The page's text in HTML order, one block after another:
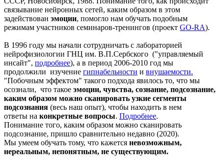
связывание нейронных сетей, каким образом в этом
задействован эмоции, помогло нам обучать подобным
режимам участников семинаров-тренингов (проект GO-RA).
В 1996 году мы начали сотрудничать с лабораторией
нейрофизиологии ГНЦ им. В.П.Сербского ("управляемый
инсайт", подробнее), а в период 2006-2010 год мы
продолжили изучение гипнабельности и внушаемости.
"Побочным эффектом" такого подхода явилось то, что мы
осознали, что такое эмоции, чувства, сознание, подсознание,
каким образом можно сканировать узкие сегменты
подсознания (весь наш опыт), чтобы находить в нем
ответы на конкретные вопросы. Подробнее.
Понимание того, каким образом можно сканировать
подсознание, пришло сравнительно недавно (2020).
Мы умеем обучать тому, что кажется невозможным,
нереальным, непонятным, не существующим.